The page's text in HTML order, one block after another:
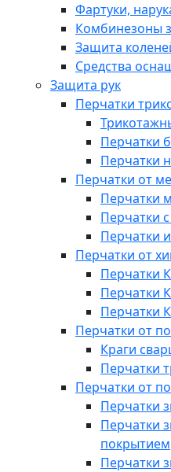
Фартуки,
Комбинезоны
Защита
Средства
Защита рук
Перчатки
Перчатки
Перчатки
Перчатки от
Перчатки
Перчатки
Перчатки
Перчатки от
Перчатки
Перчатки
Перчатки
Перчатки от
Краги
Перчатки
Перчатки от
Перчатки
Перчатки
покрытием
Перчатки